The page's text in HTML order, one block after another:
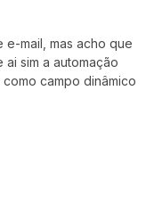
mail, mas acho que
sim a automação
campo dinâmico